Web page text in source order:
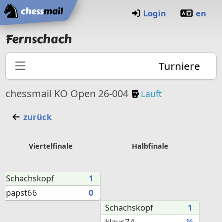
Startseite
Login en
Fernschach
Turniere
chessmail KO Open 26-004 KO-Turnier
Läuft
zurück
Viertelfinale
Schachskopf
1
papst66
0
Halbfinale
Schachskopf
1